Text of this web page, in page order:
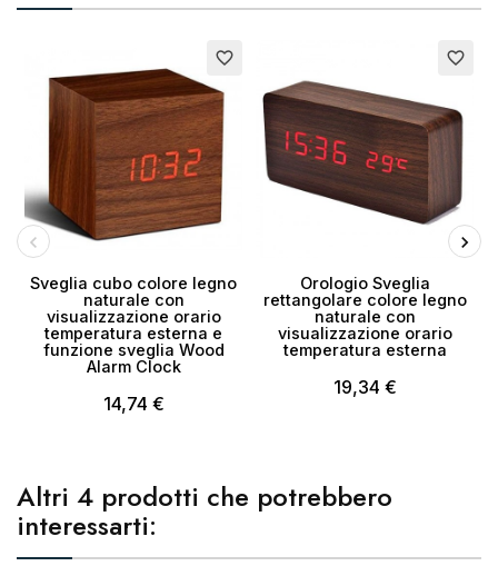
favorite_border
Sveglia cubo colore legno
naturale con
visualizzazione orario
temperatura esterna e
funzione sveglia Wood
Alarm Clock
14,74 €
favorite_border
Orologio Sveglia
rettangolare colore legno
naturale con
visualizzazione orario
temperatura esterna
19,34 €
Altri 4 prodotti che potrebbero
interessarti:
Annulla Crea lista dei desideri